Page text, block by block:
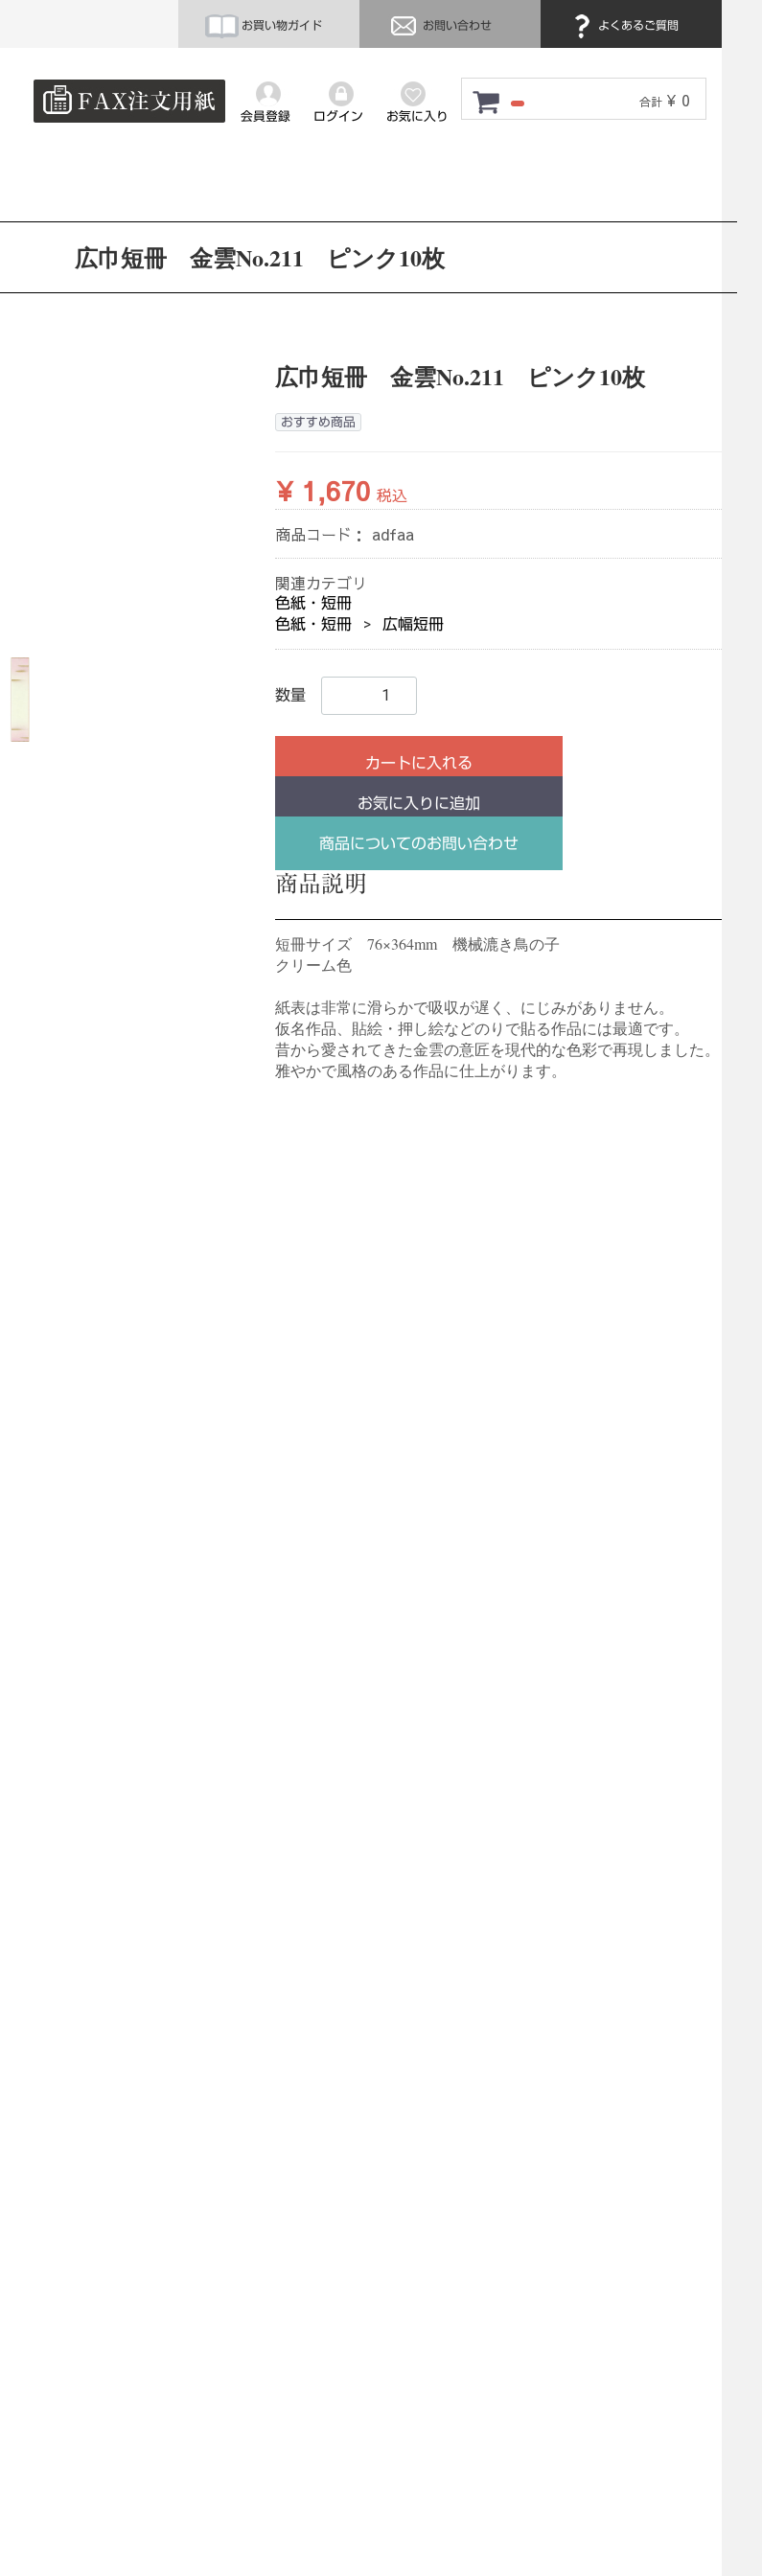
お買い物ガイド お問い合わせ よくあるご質問
合計 ¥ 0
会員登録 ログイン お気に入り
広巾短冊 金雲No.211 ピンク10枚
広巾短冊 金雲No.211 ピンク10枚
おすすめ商品
¥ 1,670 税込
商品コード： adfaa
関連カテゴリ
色紙・短冊
色紙・短冊
広幅短冊
数量
カートに入れる
お気に入りに追加
商品についてのお問い合わせ
商品説明
短冊サイズ 76×364mm 機械漉き鳥の子
クリーム色
紙表は非常に滑らかで吸収が遅く、にじみがありません。
仮名作品、貼絵・押し絵などのりで貼る作品には最適です。
昔から愛されてきた金雲の意匠を現代的な色彩で再現しました。
雅やかで風格のある作品に仕上がります。